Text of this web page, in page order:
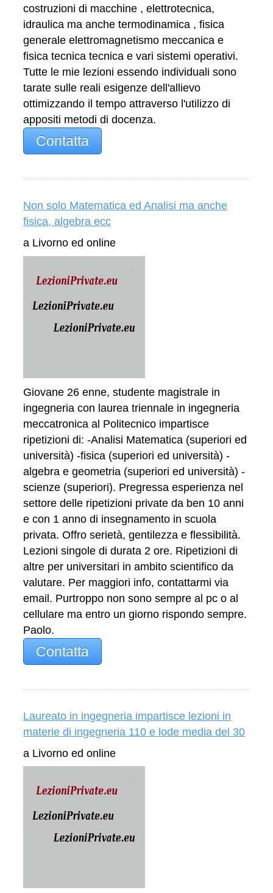
costruzioni di macchine , elettrotecnica,
idraulica ma anche termodinamica , fisica
generale elettromagnetismo meccanica e
fisica tecnica tecnica e vari sistemi operativi.
Tutte le mie lezioni essendo individuali sono
tarate sulle reali esigenze dell'allievo
ottimizzando il tempo attraverso l'utilizzo di
appositi metodi di docenza.
Contatta
Non solo Matematica ed Analisi ma anche
fisica, algebra ecc
a Livorno ed online
Giovane 26 enne, studente magistrale in
ingegneria con laurea triennale in ingegneria
meccatronica al Politecnico impartisce
ripetizioni di: -Analisi Matematica (superiori ed
università) -fisica (superiori ed università) -
algebra e geometria (superiori ed università) -
scienze (superiori). Pregressa esperienza nel
settore delle ripetizioni private da ben 10 anni
e con 1 anno di insegnamento in scuola
privata. Offro serietà, gentilezza e flessibilità.
Lezioni singole di durata 2 ore. Ripetizioni di
altre per universitari in ambito scientifico da
valutare. Per maggiori info, contattarmi via
email. Purtroppo non sono sempre al pc o al
cellulare ma entro un giorno rispondo sempre.
Paolo.
Contatta
Laureato in ingegneria impartisce lezioni in
materie di ingegneria 110 e lode media del 30
a Livorno ed online